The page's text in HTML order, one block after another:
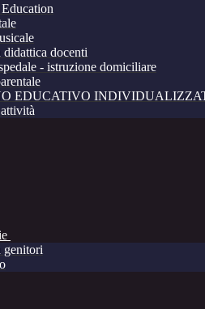
docenti
- istruzione domiciliare
EDUCATIVO
genitori